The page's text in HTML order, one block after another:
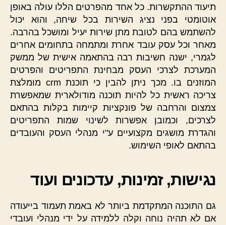
תיעוד ההתקשרות. כל אחד מהפרטים הללו עולה באופן
אוטומטי בפני נציג השירות בכל שיחה, והוא יכול
להשתמש בהם לטובת מתן שירות יעיל ומושכל בהרבה.
מאחר וכל עסק עובד אחרת ומתמחה בתחומים אחרים
לגמרי, ישנה חשיבות רבה בהתאמה אישית של ממשק
המערכת לצרכי העסק מבחינת התפריטים והפרטים
המוזנים בו. מכך ניתן להבין כי תוכנת crm מומלצת
צריכה ראשית כל להיות תוכנה מודולארית שמאפשרת
צמצום והרחבה של פונקציות קיימות בקלות בהתאם
לצרכים, וכמובן אפשרות לשינוי שמות התפריטים
והגדרת מושגים מקצועיים ע"י מנהלי העסק והעובדים
בהתאם לאופי השימוש.
נגישות, זמינות, עדכונים ועוד
גם התוכנה המתקדמת ביותר לא באמת תעמוד בייעודה
אם לא תהיה נוחה וקלה ללמידה על ידי מנהלי ועובדי